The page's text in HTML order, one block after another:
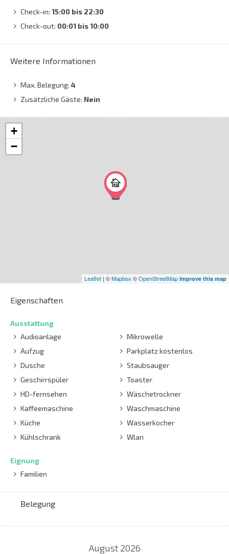
Check-in: 15:00 bis 22:30
Check-out: 00:01 bis 10:00
Weitere Informationen
Max. Belegung: 4
Zusätzliche Gäste: Nein
+
−
Leaflet | ©Mapbox ©OpenStreetMap Improve this map
Eigenschaften
Ausstattung
Audioanlage
Aufzug
Dusche
Geschirrspüler
HD-fernsehen
Kaffeemaschine
Küche
Kühlschrank
Mikrowelle
Parkplatz kostenlos
Staubsauger
Toaster
Wäschetrockner
Waschmaschine
Wasserkocher
Wlan
Eignung
Familien
Belegung
August 2026